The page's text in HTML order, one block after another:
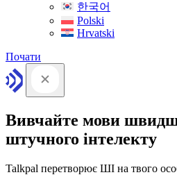
한국어
Polski
Hrvatski
Почати
Вивчайте мови
штучного інтелекту
Talkpal перетворює ШІ на твого